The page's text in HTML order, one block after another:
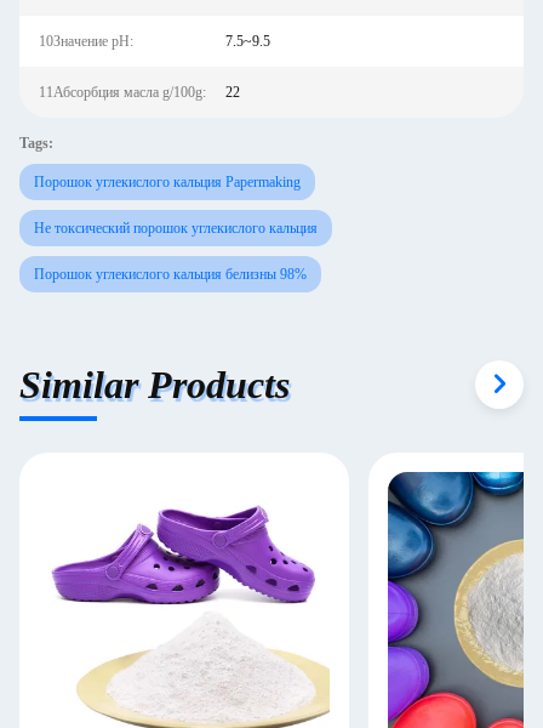
10Значение pH: 7.5~9.5
11Абсорбция масла g/100g: 22
Tags:
Порошок углекислого кальция Papermaking
Не токсический порошок углекислого кальция
Порошок углекислого кальция белизны 98%
Similar Products